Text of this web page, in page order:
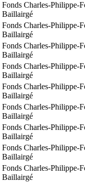
Fonds Charles-Philippe-
Baillairgé
Fonds Charles-Philippe-
Baillairgé
Fonds Charles-Philippe-
Baillairgé
Fonds Charles-Philippe-
Baillairgé
Fonds Charles-Philippe-
Baillairgé
Fonds Charles-Philippe-
Baillairgé
Fonds Charles-Philippe-
Baillairgé
Fonds Charles-Philippe-
Baillairgé
Fonds Charles-Philippe-
Baillairgé